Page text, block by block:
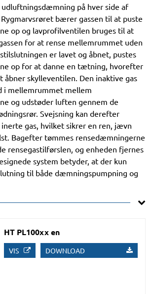
på hver side af
bærer gassen til at puste
op og lavprofilventilen bruges til at
for at rense mellemrummet uden
er lavet og åbnet, pustes
op for at danne en tætning, hvorefter
åbner skylleventilen. Den inaktive gas
i mellemrummet mellem
og udstøder luften gennem de
Svejsning kan derefter
gas, hvilket sikrer en ren, jævn
Bagefter tømmes rensedæmningerne
rensegastilførslen, og enheden fjernes
system betyder, at der kun
til både dæmningspumpning og
HT PL100xx en
VIS DOWNLOAD